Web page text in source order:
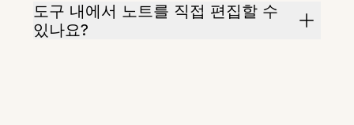
도구 내에서 노트를 직접 편집할 수
있나요?